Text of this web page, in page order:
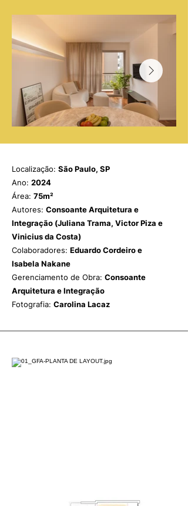
Localização: São Paulo, SP
Ano: 2024
Área: 75m²
Autores: Consoante Arquitetura e
Integração (Juliana Trama, Victor Piza e
Vinicius da Costa)
Colaboradores: Eduardo Cordeiro e
Isabela Nakane
Gerenciamento de Obra: Consoante
Arquitetura e Integração
Fotografia: Carolina Lacaz